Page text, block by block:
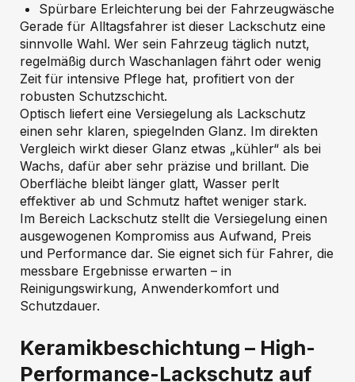
Spürbare Erleichterung bei der Fahrzeugwäsche
Gerade für Alltagsfahrer ist dieser Lackschutz eine
sinnvolle Wahl. Wer sein Fahrzeug täglich nutzt,
regelmäßig durch Waschanlagen fährt oder wenig
Zeit für intensive Pflege hat, profitiert von der
robusten Schutzschicht.
Optisch liefert eine Versiegelung als Lackschutz
einen sehr klaren, spiegelnden Glanz. Im direkten
Vergleich wirkt dieser Glanz etwas „kühler“ als bei
Wachs, dafür aber sehr präzise und brillant. Die
Oberfläche bleibt länger glatt, Wasser perlt
effektiver ab und Schmutz haftet weniger stark.
Im Bereich Lackschutz stellt die Versiegelung einen
ausgewogenen Kompromiss aus Aufwand, Preis
und Performance dar. Sie eignet sich für Fahrer, die
messbare Ergebnisse erwarten – in
Reinigungswirkung, Anwenderkomfort und
Schutzdauer.
Keramikbeschichtung – High-
Performance-Lackschutz auf